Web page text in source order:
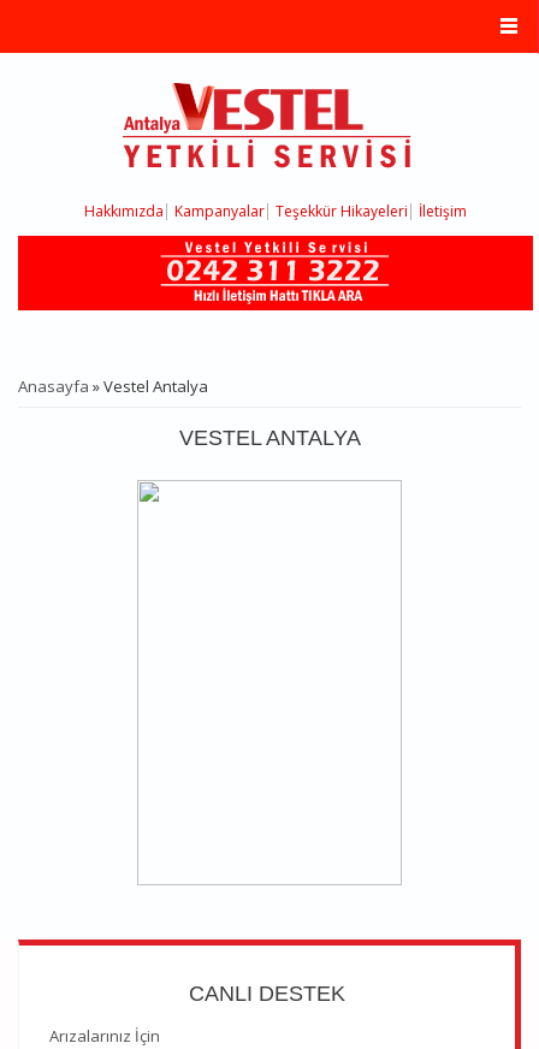
Hakkımızda Kampanyalar Teşekkür Hikayeleri İletişim
BURADASINIZ
Anasayfa » Vestel Antalya
VESTEL ANTALYA
CANLI DESTEK
Arızalarınız İçin